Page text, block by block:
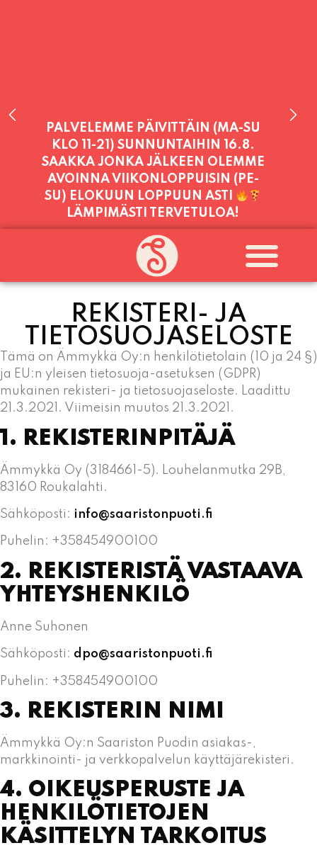
PALVELEMME PÄIVITTÄIN (MA-SU
KLO 11-21) SUNNUNTAIHIN 16.8.
SAAKKA JONKA JÄLKEEN OLEMME
AVOINNA VIIKONLOPPUISIN (PE-
SU) ELOKUUN LOPPUUN ASTI
LÄMPIMÄSTI TERVETULOA!
PALVELEMME TÄNÄÄN:
PERJANTAI11:00 - 21:00
REKISTERI- JA
TIETOSUOJASELOSTE
Tämä on Ämmykkä Oy:n henkilötietolain (10 ja 24 §)
ja EU:n yleisen tietosuoja-asetuksen (GDPR)
mukainen rekisteri- ja tietosuojaseloste. Laadittu
21.3.2021. Viimeisin muutos 21.3.2021.
1. REKISTERINPITÄJÄ
Ämmykkä Oy (3184661-5). Louhelanmutka 29B,
83160 Roukalahti.
Sähköposti: info@saaristonpuoti.fi
Puhelin: +358454900100
2. REKISTERISTÄ VASTAAVA
YHTEYSHENKILÖ
Anne Suhonen
Sähköposti: dpo@saaristonpuoti.fi
Puhelin: +358454900100
3. REKISTERIN NIMI
Ämmykkä Oy:n Saariston Puodin asiakas-,
markkinointi- ja verkkopalvelun käyttäjärekisteri.
4. OIKEUSPERUSTE JA
HENKILÖTIETOJEN
KÄSITTELYN TARKOITUS